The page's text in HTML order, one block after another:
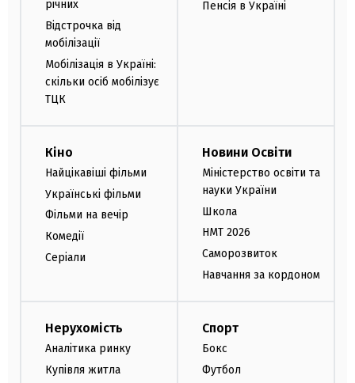
річних
Відстрочка від
мобілізації
Мобілізація в Україні:
скільки осіб мобілізує
ТЦК
Пенсія в Україні
Кіно
Найцікавіші фільми
Українські фільми
Фільми на вечір
Комедії
Серіали
Новини Освіти
Міністерство освіти та
науки України
Школа
НМТ 2026
Саморозвиток
Навчання за кордоном
Нерухомість
Аналітика ринку
Купівля житла
Спорт
Бокс
Футбол